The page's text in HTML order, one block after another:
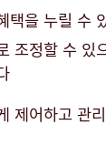
택을 누릴 수
조정할 수 있
제어하고 관